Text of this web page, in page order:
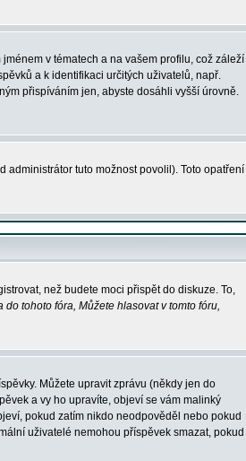
v tématech a na vašem profilu, což záleží
a k identifikaci určitých uživatelů, např.
přispíváním jen, abyste dosáhli vyšší úrovně.
administrátor tuto možnost povolil). Toto opatření
než budete moci přispět do diskuze. To,
do tohoto fóra, Můžete hlasovat v tomto fóru,
Můžete upravit zprávu (někdy jen do
a vy ho upravíte, objeví se vám malinký
pokud zatím nikdo neodpověděl nebo pokud
uživatelé nemohou příspěvek smazat, pokud